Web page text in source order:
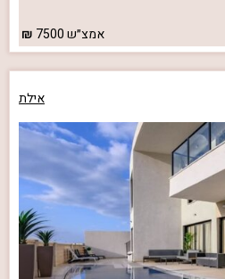
אמצ״ש7500
אילת